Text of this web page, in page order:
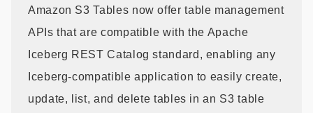
Amazon S3 Tables now offer table management
APIs that are compatible with the Apache
Iceberg REST Catalog standard, enabling any
Iceberg-compatible application to easily create,
update, list, and delete tables in an S3 table